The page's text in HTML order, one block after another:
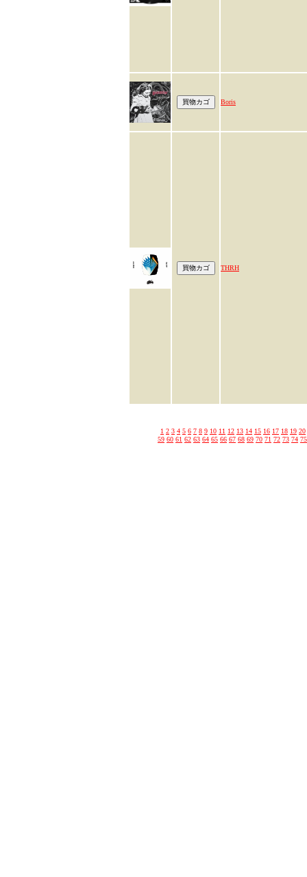
Boris
THRH
1 2 3 4 5 6 7 8 9 10 11 12 13 14 15 16 17 18 19 20
59 60 61 62 63 64 65 66 67 68 69 70 71 72 73 74 75